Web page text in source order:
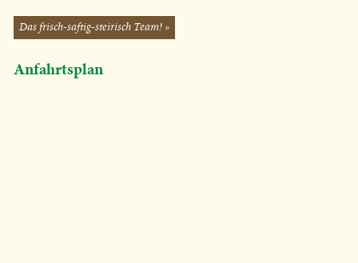
Das frisch-saftig-steirisch Team! »
Anfahrtsplan